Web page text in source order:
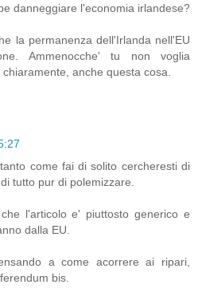
danneggiare l'economia irlandese?
la permanenza dell'Irlanda nell'EU
Ammenocche' tu non voglia
anche questa cosa.
come fai di solito cercheresti di
tutto pur di polemizzare.
l'articolo e' piuttosto generico e
dalla EU.
a come acorrere ai ripari,
bis.